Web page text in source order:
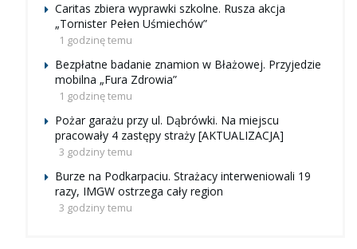
Caritas zbiera wyprawki szkolne. Rusza akcja
„Tornister Pełen Uśmiechów”
1 godzinę temu
Bezpłatne badanie znamion w Błażowej. Przyjedzie
mobilna „Fura Zdrowia”
1 godzinę temu
Pożar garażu przy ul. Dąbrówki. Na miejscu
pracowały 4 zastępy straży [AKTUALIZACJA]
3 godziny temu
Burze na Podkarpaciu. Strażacy interweniowali 19
razy, IMGW ostrzega cały region
3 godziny temu